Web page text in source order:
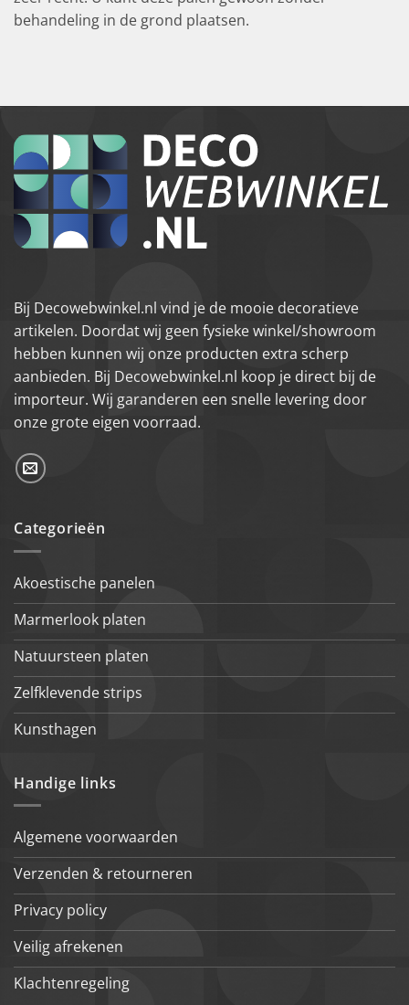
behandeling in de grond plaatsen.
Bij Decowebwinkel.nl vind je de mooie decoratieve
artikelen. Doordat wij geen fysieke winkel/showroom
hebben kunnen wij onze producten extra scherp
aanbieden. Bij Decowebwinkel.nl koop je direct bij de
importeur. Wij garanderen een snelle levering door
onze grote eigen voorraad.
Categorieën
Akoestische panelen
Marmerlook platen
Natuursteen platen
Zelfklevende strips
Kunsthagen
Handige links
Algemene voorwaarden
Verzenden & retourneren
Privacy policy
Veilig afrekenen
Klachtenregeling